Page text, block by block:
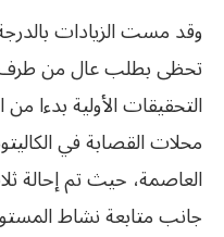
وقد مست الزيادات بالدرجة
تحظى بطلب عال من طرف
التحقيقات الأولية بدءا
محلات القصابة في
العاصمة، حيث تم إحالة
جانب متابعة نشاط